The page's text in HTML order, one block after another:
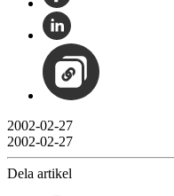
2002-02-27
2002-02-27
Dela artikel